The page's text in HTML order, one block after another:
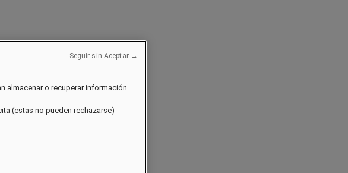
almacenar o recuperar información
(estas no pueden rechazarse)
Seguir sin Aceptar →